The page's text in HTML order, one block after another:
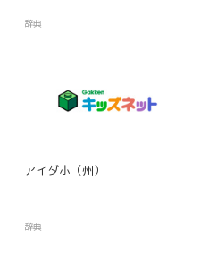
辞典
アイダホ（州）
辞典